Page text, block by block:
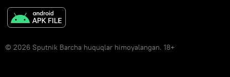
© 2026 Sputnik Barcha huquqlar himoyalangan. 18+